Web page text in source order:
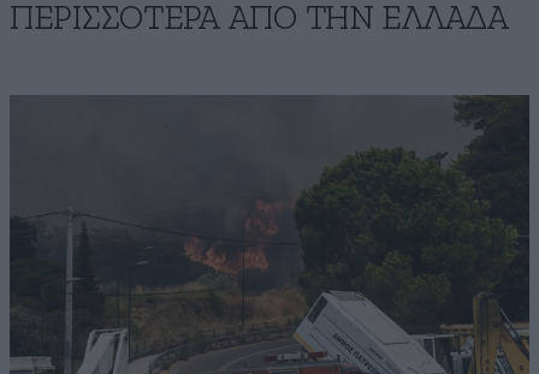
ΠΕΡΙΣΣΟΤΕΡΑ ΑΠΟ ΤΗΝ ΕΛΛΑΔΑ